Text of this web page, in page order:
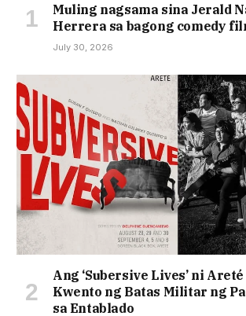
Muling nagsama sina Jerald
Herrera sa bagong comedy
July 30, 2026
Ang ‘Subersive Lives’ ni
Kwento ng Batas Militar ng
sa Entablado